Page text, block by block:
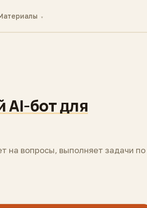
▾
AI-бот для
на вопросы, выполняет задачи по